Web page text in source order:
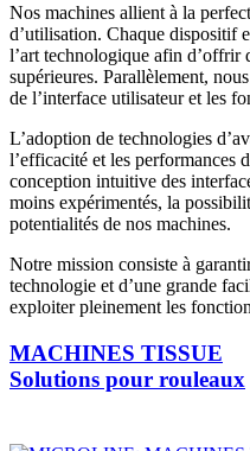
Nos machines allient à la
d’utilisation. Chaque dispositif
l’art technologique afin d’offrir
supérieures. Parallèlement,
de l’interface utilisateur et les
L’adoption de technologies
l’efficacité et les performances
conception intuitive des
moins expérimentés, la
potentialités de nos machines.
Notre mission consiste à
technologie et d’une grande
exploiter pleinement les
MACHINES TISSUE
Solutions pour rouleaux